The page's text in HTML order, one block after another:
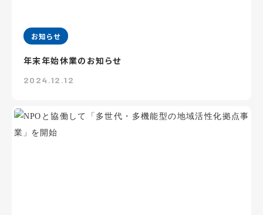
お知らせ
年末年始休業のお知らせ
2024.12.12